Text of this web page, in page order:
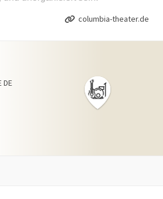
columbia-theater.de
DE